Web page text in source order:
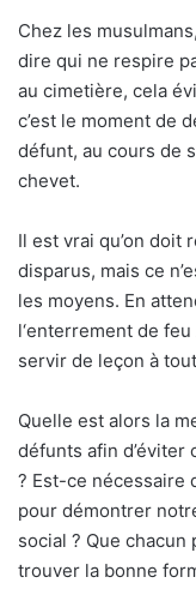
Chez les
dire qui ne respire
au cimetière, cela
c’est le moment de
défunt, au cours de
chevet.
Il est vrai qu’on doit
disparus, mais ce
les moyens. En
l‘enterrement de
servir de leçon à
Quelle est alors la
défunts afin d’éviter
? Est-ce nécessaire
pour démontrer
social ? Que
trouver la bonne